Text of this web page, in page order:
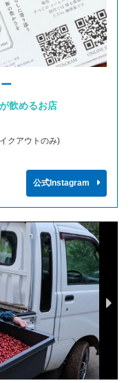
飲めるお店
クアウトのみ)
公式Instagram